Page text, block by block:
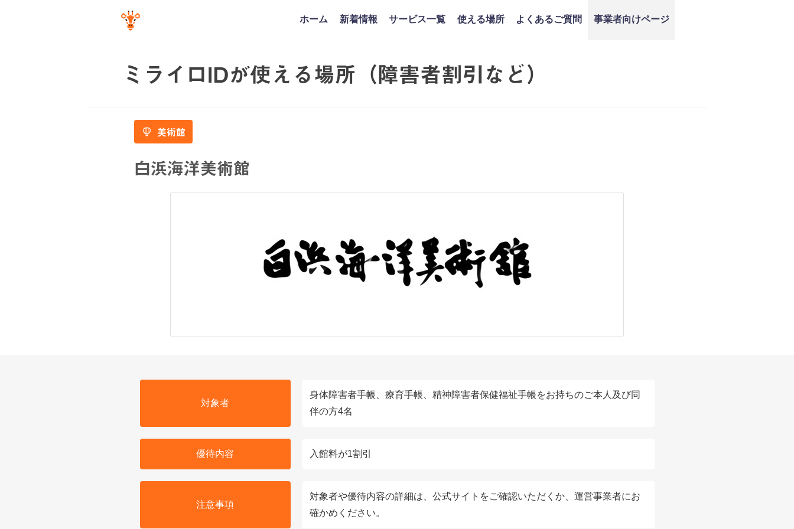
ホーム 新着情報 サービス一覧 使える場所 よくあるご質問 事業者向けページ
ミライロIDが使える場所（障害者割引など）
美術館
白浜海洋美術館
対象者
身体障害者手帳、療育手帳、精神障害者保健福祉手帳をお持ちのご本人及び同
伴の方4名
優待内容 入館料が1割引
注意事項
対象者や優待内容の詳細は、公式サイトをご確認いただくか、運営事業者にお
確かめください。